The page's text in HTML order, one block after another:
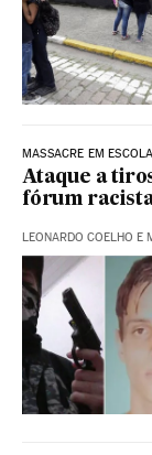
MASSACRE EM
Ataque a
fórum
LEONARDO COELHO E